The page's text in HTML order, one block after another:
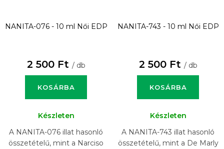
NANITA-076 - 10 ml Női EDP
2 500 Ft / db
KOSÁRBA
Készleten
A NANITA-076 illat hasonló
összetételű, mint a Narciso
NANITA-743 - 10 ml Női EDP
2 500 Ft / db
KOSÁRBA
Készleten
A NANITA-743 illat hasonló
összetételű, mint a De Marly